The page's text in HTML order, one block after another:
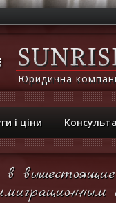
і ціни
Юридична